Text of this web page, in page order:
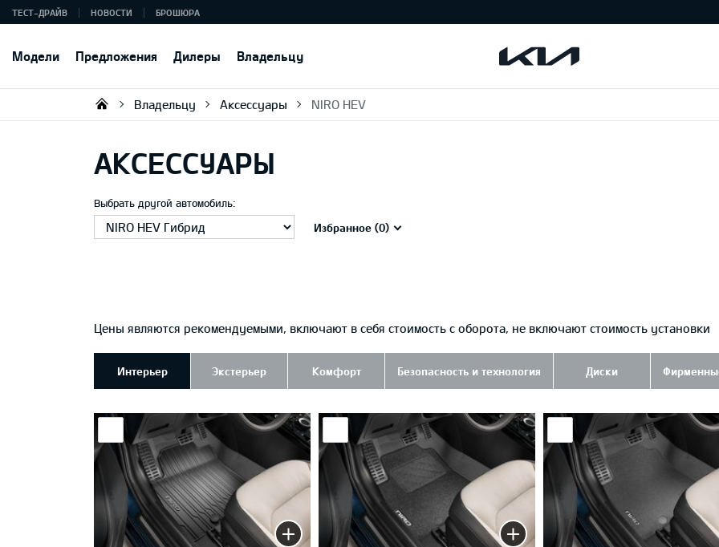
Модели Предложения Дилеры Владельцу
ТЕСТ-ДРАЙВ НОВОСТИ БРОШЮРА
KIA AUTO AS
Владельцу Аксессуары NIRO HEV
АКСЕССУАРЫ
Выбрать другой автомобиль:
Избранное (0)
Цены являются рекомендуемыми, включают в себя стоимость с оборота, не включают стоимость установки
Интерьер Экстерьер Комфорт Безопасность и технология Диски